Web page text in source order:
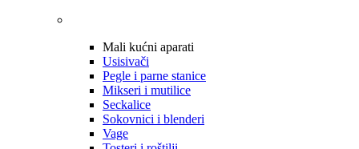
Mali kućni aparati
Usisivači
Pegle i parne stanice
Mikseri i mutilice
Seckalice
Sokovnici i blenderi
Vage